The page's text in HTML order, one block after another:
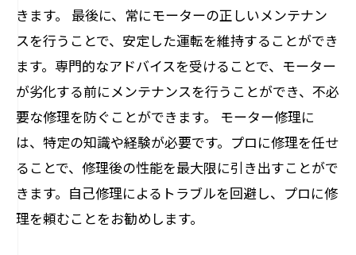
きます。 最後に、常にモーターの正しいメンテナン
スを行うことで、安定した運転を維持することができ
ます。専門的なアドバイスを受けることで、モーター
が劣化する前にメンテナンスを行うことができ、不必
要な修理を防ぐことができます。 モーター修理に
は、特定の知識や経験が必要です。プロに修理を任せ
ることで、修理後の性能を最大限に引き出すことがで
きます。自己修理によるトラブルを回避し、プロに修
理を頼むことをお勧めします。